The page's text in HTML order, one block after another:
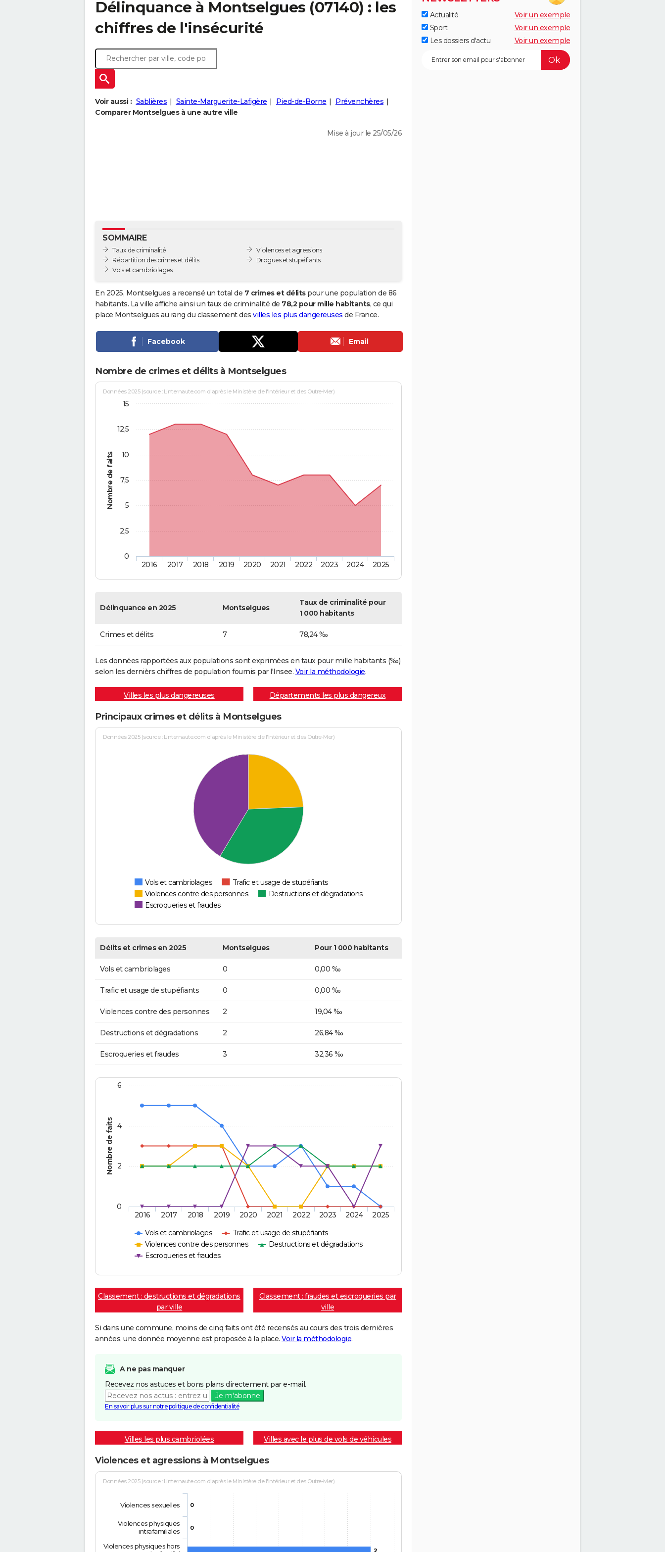
Délinquance à Montselgues (07140) : les
chiffres de l'insécurité
Voir aussi : Sablières Sainte-Marguerite-Lafigère Pied-de-Borne
Prévenchères
Comparer Montselgues à une autre ville
Mise à jour le 25/05/26
SOMMAIRE
Taux de criminalité
Répartition des crimes et délits
Vols et cambriolages
Violences et agressions
Drogues et stupéfiants
En 2025, Montselgues a recensé un total de 7 crimes et délitspour une population de 86
habitants. La ville affiche ainsi un taux de criminalité de 78,2 pour mille habitants, ce qui
place Montselgues au rang du classement des villes les plus dangereuses de France.
Facebook Email
Nombre de crimes et délits à Montselgues
Nombre de faits
Données 2025 (source : Linternaute.com d'après le Ministère de l'Intérieur et des Outre-Mer)
2016 2017 2018 2019 2020 2021 2022 2023 2024 2025
0
2,5
5
7,5
10
12,5
15
Délinquance en 2025 Montselgues
Taux de criminalité pour
1 000 habitants
Crimes et délits 7 78,24 ‰
Les données rapportées aux populations sont exprimées en taux pour mille habitants (‰)
selon les dernièrs chiffres de population fournis par l'Insee. Voir la méthodologie.
Villes les plus dangereuses Départements les plus dangereux
Principaux crimes et délits à Montselgues
Données 2025 (source : Linternaute.com d'après le Ministère de l'Intérieur et des Outre-Mer)
Vols et cambriolages
Trafic et usage de stupéfiants
Violences contre des personnes
Destructions et dégradations
Escroqueries et fraudes
Délits et crimes en 2025 Montselgues Pour 1 000 habitants
Vols et cambriolages 0 0,00 ‰
Trafic et usage de stupéfiants 0 0,00 ‰
Violences contre des personnes 2 19,04 ‰
Destructions et dégradations 2 26,84 ‰
Escroqueries et fraudes 3 32,36 ‰
Nombre de faits
Vols et cambriolages
Trafic et usage de stupéfiants
Violences contre des personnes
Destructions et dégradations
Escroqueries et fraudes
2016 2017 2018 2019 2020 2021 2022 2023 2024 2025
0
2
4
6
Classement : destructions et dégradations
par ville
Classement : fraudes et escroqueries par
ville
Si dans une commune, moins de cinq faits ont été recensés au cours des trois dernières
années, une donnée moyenne est proposée à la place. Voir la méthodologie.
A ne pas manquer
Recevez nos astuces et bons plans directement par e-mail.
Je m'abonne
En savoir plus sur notre politique de confidentialité
Villes les plus cambriolées Villes avec le plus de vols de véhicules
Violences et agressions à Montselgues
Données 2025 (source : Linternaute.com d'après le Ministère de l'Intérieur et des Outre-Mer)
0
0
2
Violences sexuelles
Violences physiques
intrafamiliales
Violences physiques hors
Actualité
Voir un exemple
Sport
Voir un exemple
Les dossiers d'actu
Voir un exemple